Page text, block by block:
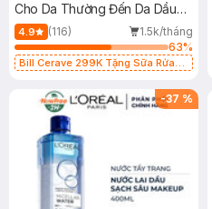
Cho Da Thường Đến Da Dầu
473ml
4.9 (116)
1.5k/tháng
63%
Bill Cerave 299K Tặng Sữa Rửa
-37 %